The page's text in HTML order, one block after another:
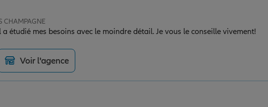
CHAMPAGNE
a étudié mes besoins avec le moindre détail. Je vous le conseille vivement!
Voir l'agence